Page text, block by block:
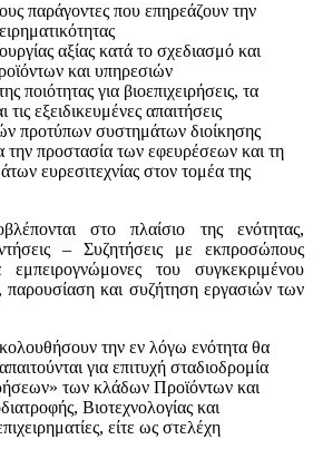
παράγοντες που επηρεάζουν την
αξίας κατά το σχεδιασμό και
και υπηρεσιών
ποιότητας για βιοεπιχειρήσεις, τα
τις εξειδικευμένες απαιτήσεις
προτύπων συστημάτων διοίκησης
την προστασία των εφευρέσεων και τη
ευρεσιτεχνίας στον τομέα της
στο πλαίσιο της ενότητας,
– Συζητήσεις με εκπροσώπους
εμπειρογνώμονες του συγκεκριμένου
και συζήτηση εργασιών των
την εν λόγω ενότητα θα
για επιτυχή σταδιοδρομία
των κλάδων Προϊόντων και
Βιοτεχνολογίας και
είτε ως στελέχη